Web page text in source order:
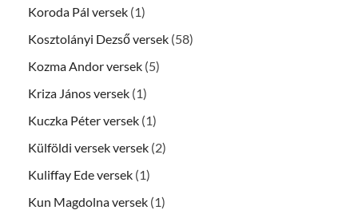
Koroda Pál versek (1)
Kosztolányi Dezső versek (58)
Kozma Andor versek (5)
Kriza János versek (1)
Kuczka Péter versek (1)
Külföldi versek versek (2)
Kuliffay Ede versek (1)
Kun Magdolna versek (1)